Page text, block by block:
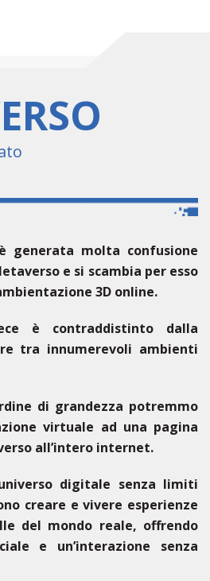
generata molta confusione
e si scambia per esso
3D online.
è contraddistinto dalla
tra innumerevoli ambienti
di grandezza potremmo
virtuale ad una pagina
all’intero internet.
digitale senza limiti
creare e vivere esperienze
del mondo reale, offrendo
e un’interazione senza